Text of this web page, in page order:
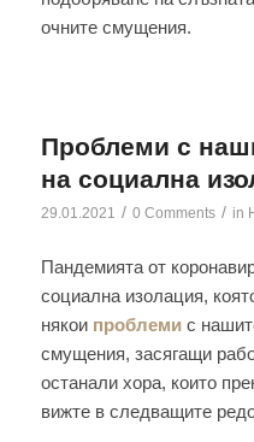
очните смущения.
Проблеми с
на социална
29.01.2021 / 0 Comments / in
Пандемията от
социална изолация,
някои проблемис
смущения, засягащи
останали хора, които
вижте в следващите